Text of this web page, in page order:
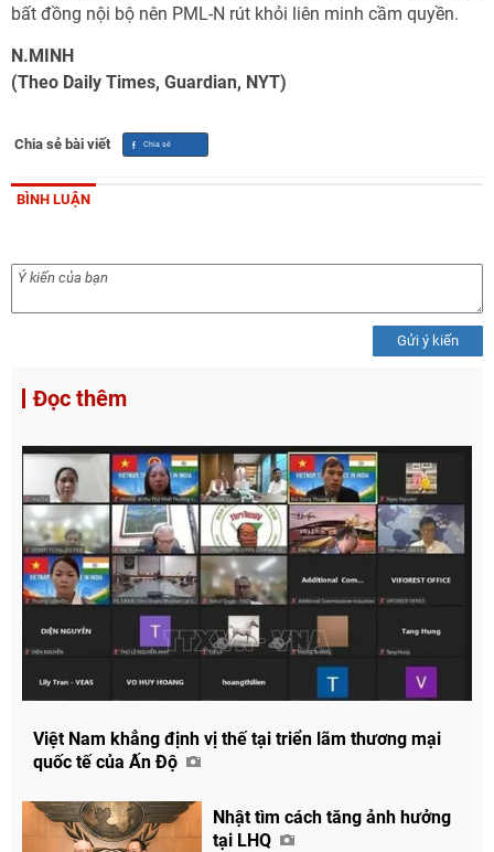
bất đồng nội bộ nên PML-N rút khỏi liên minh cầm quyền.
N.MINH
(Theo Daily Times, Guardian, NYT)
Chia sẻ bài viết
BÌNH LUẬN
Gửi ý kiến
Đọc thêm
Việt Nam khẳng định vị thế tại triển lãm thương mại
quốc tế của Ấn Độ
Nhật tìm cách tăng ảnh hưởng
tại LHQ